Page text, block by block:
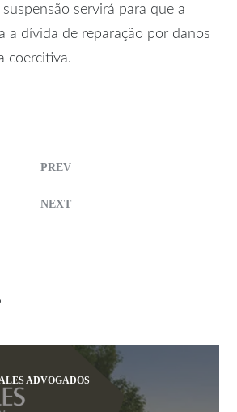
servirá para que a
a dívida de reparação por danos
coercitiva.
PREV
NEXT
ADVOGADOS